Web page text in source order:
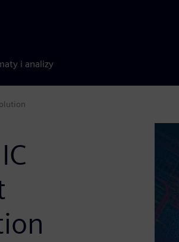
i analizy